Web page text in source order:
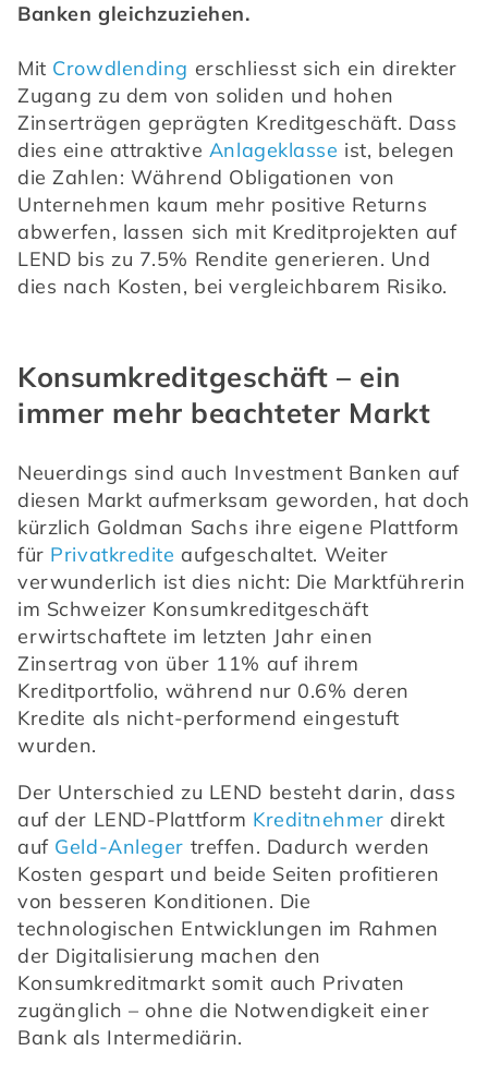
Banken gleichzuziehen.
Mit Crowdlending erschliesst sich ein direkter
Zugang zu dem von soliden und hohen
Zinserträgen geprägten Kreditgeschäft. Dass
dies eine attraktive Anlageklasse ist, belegen
die Zahlen: Während Obligationen von
Unternehmen kaum mehr positive Returns
abwerfen, lassen sich mit Kreditprojekten auf
LEND bis zu 7.5% Rendite generieren. Und
dies nach Kosten, bei vergleichbarem Risiko.
Konsumkreditgeschäft – ein
immer mehr beachteter Markt
Neuerdings sind auch Investment Banken auf
diesen Markt aufmerksam geworden, hat doch
kürzlich Goldman Sachs ihre eigene Plattform
für Privatkredite aufgeschaltet. Weiter
verwunderlich ist dies nicht: Die Marktführerin
im Schweizer Konsumkreditgeschäft
erwirtschaftete im letzten Jahr einen
Zinsertrag von über 11% auf ihrem
Kreditportfolio, während nur 0.6% deren
Kredite als nicht-performend eingestuft
wurden.
Der Unterschied zu LEND besteht darin, dass
auf der LEND-Plattform Kreditnehmer direkt
auf Geld-Anleger treffen. Dadurch werden
Kosten gespart und beide Seiten profitieren
von besseren Konditionen. Die
technologischen Entwicklungen im Rahmen
der Digitalisierung machen den
Konsumkreditmarkt somit auch Privaten
zugänglich – ohne die Notwendigkeit einer
Bank als Intermediärin.